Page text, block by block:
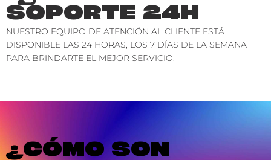
SOPORTE 24H
NUESTRO EQUIPO DE ATENCIÓN AL CLIENTE ESTÁ
DISPONIBLE LAS 24 HORAS, LOS 7 DÍAS DE LA SEMANA
PARA BRINDARTE EL MEJOR SERVICIO.
¿CÓMO SON